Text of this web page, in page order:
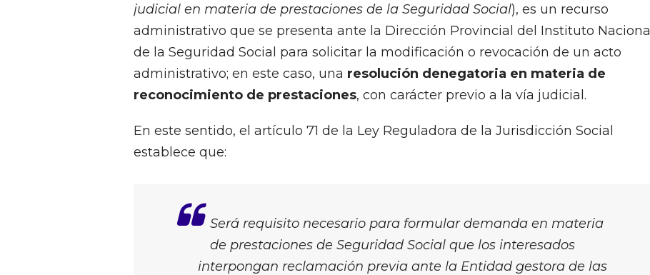
judicial en materia de prestaciones de la Seguridad Social), es un recurso
administrativo que se presenta ante la Dirección Provincial del Instituto Nacional
de la Seguridad Social para solicitar la modificación o revocación de un acto
administrativo; en este caso, una resolución denegatoria en materia de
reconocimiento de prestaciones, con carácter previo a la vía judicial.
En este sentido, el artículo 71 de la Ley Reguladora de la Jurisdicción Social
establece que:
Será requisito necesario para formular demanda en materia
de prestaciones de Seguridad Social que los interesados
interpongan reclamación previa ante la Entidad gestora de las